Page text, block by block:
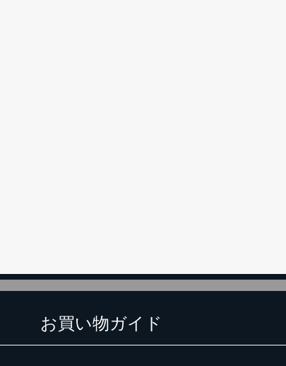
お買い物ガイド
カートへ進
無料お見積する